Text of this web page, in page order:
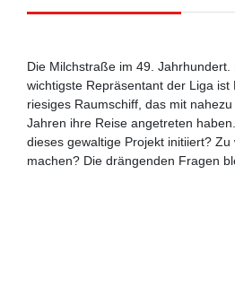
Die Milchstraße im 49.
wichtigste Repräsentant der Liga
riesiges Raumschiff, das mit
Jahren ihre Reise angetreten
dieses gewaltige Projekt initiiert?
machen? Die drängenden Fragen